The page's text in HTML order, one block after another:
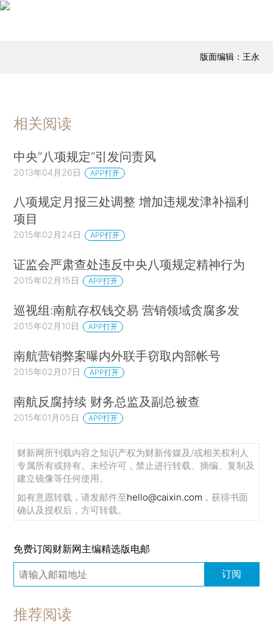
版面编辑：王永
相关阅读
中央“八项规定”引发问责风
2013年04月26日 APP打开
八项规定月报三处调整 增加违规发津补福利
项目
2015年02月24日 APP打开
证监会严肃查处违反中央八项规定精神行为
2015年02月15日 APP打开
巡视组:南航存权钱交易 营销领域贪腐多发
2015年02月10日 APP打开
南航营销弊案曝内外联手窃取内部帐号
2015年02月07日 APP打开
南航反腐持续 财务总监及副总被查
2015年01月05日 APP打开
财新网所刊载内容之知识产权为财新传媒及/或相关权利人
专属所有或持有。未经许可，禁止进行转载、摘编、复制及
建立镜像等任何使用。
如有意愿转载，请发邮件至hello@caixin.com ，获得书面
确认及授权后，方可转载。
免费订阅财新网主编精选版电邮
订阅
推荐阅读